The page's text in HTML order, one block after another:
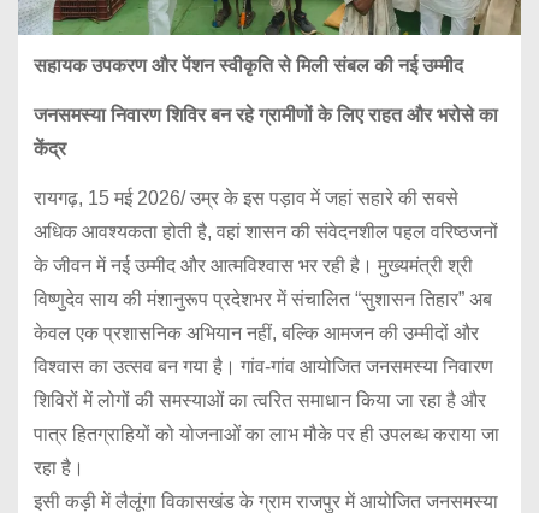
सहायक उपकरण और पेंशन स्वीकृति से मिली संबल की नई उम्मीद
जनसमस्या निवारण शिविर बन रहे ग्रामीणों के लिए राहत और भरोसे का
केंद्र
रायगढ़, 15 मई 2026/ उम्र के इस पड़ाव में जहां सहारे की सबसे
अधिक आवश्यकता होती है, वहां शासन की संवेदनशील पहल वरिष्ठजनों
के जीवन में नई उम्मीद और आत्मविश्वास भर रही है। मुख्यमंत्री श्री
विष्णुदेव साय की मंशानुरूप प्रदेशभर में संचालित “सुशासन तिहार” अब
केवल एक प्रशासनिक अभियान नहीं, बल्कि आमजन की उम्मीदों और
विश्वास का उत्सव बन गया है। गांव-गांव आयोजित जनसमस्या निवारण
शिविरों में लोगों की समस्याओं का त्वरित समाधान किया जा रहा है और
पात्र हितग्राहियों को योजनाओं का लाभ मौके पर ही उपलब्ध कराया जा
रहा है।
इसी कड़ी में लैलूंगा विकासखंड के ग्राम राजपुर में आयोजित जनसमस्या